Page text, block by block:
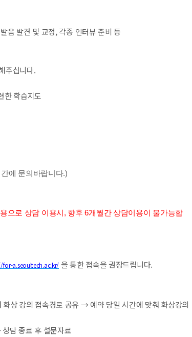
발견 및 교정, 각종 인터뷰 준비 등
주십니다.
한 학습지도
에 문의바랍니다.)
으로 상담 이용시, 향후 6개월간 상담이용이 불가능합
a.seoultech.ac.kr/ 을 통한 접속을 권장드립니다.
상 강의 접속경로 공유 → 예약 당일 시간에 맞춰 화상강의
담 종료 후 설문자료